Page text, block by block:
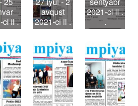
ci il .
avqust
2021-ci il .
2021-ci il .
.